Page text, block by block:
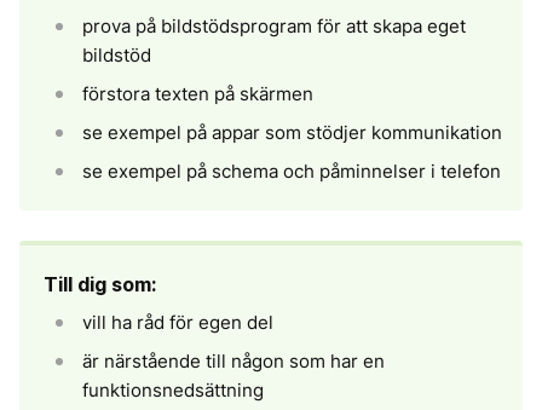
prova på bildstödsprogram för att skapa eget
bildstöd
förstora texten på skärmen
se exempel på appar som stödjer kommunikation
se exempel på schema och påminnelser i telefon
Till dig som:
vill ha råd för egen del
är närstående till någon som har en
funktionsnedsättning